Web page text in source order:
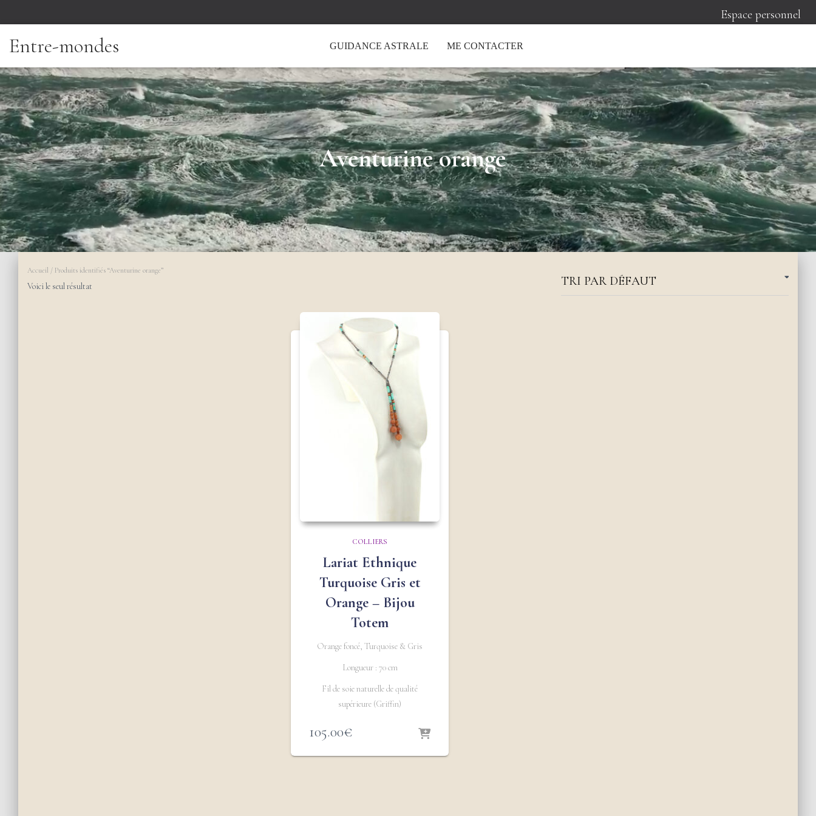
Espace personnel
Entre-mondes GUIDANCE ASTRALE ME CONTACTER
Aventurine orange
Accueil / Produits identifiés “Aventurine orange”
Voici le seul résultat
COLLIERS
Lariat Ethnique
Turquoise Gris et
Orange – Bijou
Totem
Orange foncé, Turquoise & Gris
Longueur : 70 cm
Fil de soie naturelle de qualité
supérieure (Griffin)
105.00€